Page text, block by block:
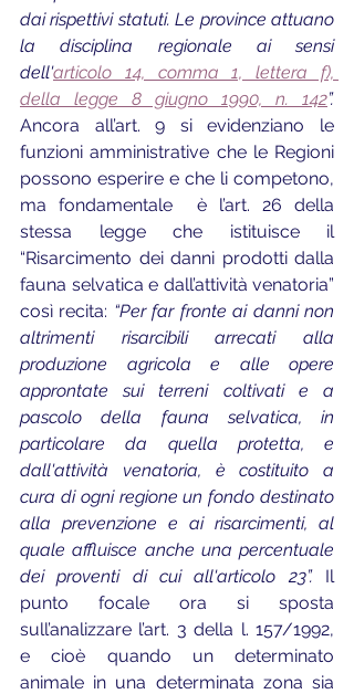
dai rispettivi statuti. Le province attuano
la disciplina regionale ai sensi
dell'articolo 14, comma 1, lettera f),
della legge 8 giugno 1990, n. 142
Ancora all’art. 9 si evidenziano le
funzioni amministrative che le Regioni
possono esperire e che li competono,
ma fondamentale  è l’art. 26 della
stessa legge che istituisce il
“Risarcimento dei danni prodotti dalla
fauna selvatica e dall’attività venatoria”
così recita: “Per far fronte ai danni non
altrimenti risarcibili arrecati alla
produzione agricola e alle opere
approntate sui terreni coltivati e a
pascolo della fauna selvatica, in
particolare da quella protetta, e
dall'attività venatoria, è costituito a
cura di ogni regione un fondo destinato
alla prevenzione e ai risarcimenti, al
quale affluisce anche una percentuale
dei proventi di cui all'articolo 23”. Il
punto focale ora si sposta
sull’analizzare l’art. 3 della l. 157/1992,
e cioè quando un determinato
animale in una determinata zona sia